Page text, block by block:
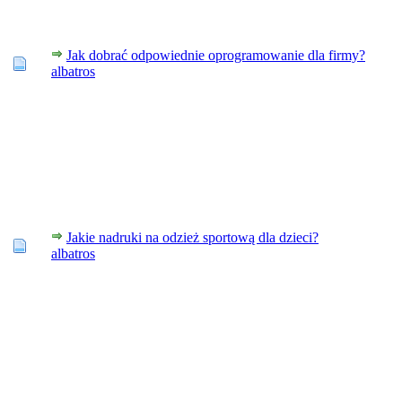
Jak dobrać odpowiednie oprogramowanie dla firmy?
albatros
Jakie nadruki na odzież sportową dla dzieci?
albatros